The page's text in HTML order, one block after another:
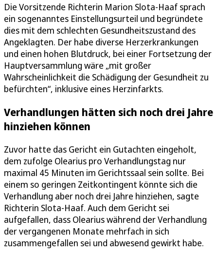
Die Vorsitzende Richterin Marion Slota-Haaf sprach
ein sogenanntes Einstellungsurteil und begründete
dies mit dem schlechten Gesundheitszustand des
Angeklagten. Der habe diverse Herzerkrankungen
und einen hohen Blutdruck, bei einer Fortsetzung der
Hauptversammlung wäre „mit großer
Wahrscheinlichkeit die Schädigung der Gesundheit zu
befürchten“, inklusive eines Herzinfarkts.
Verhandlungen hätten sich noch drei Jahre
hinziehen können
Zuvor hatte das Gericht ein Gutachten eingeholt,
dem zufolge Olearius pro Verhandlungstag nur
maximal 45 Minuten im Gerichtssaal sein sollte. Bei
einem so geringen Zeitkontingent könnte sich die
Verhandlung aber noch drei Jahre hinziehen, sagte
Richterin Slota-Haaf. Auch dem Gericht sei
aufgefallen, dass Olearius während der Verhandlung
der vergangenen Monate mehrfach in sich
zusammengefallen sei und abwesend gewirkt habe.